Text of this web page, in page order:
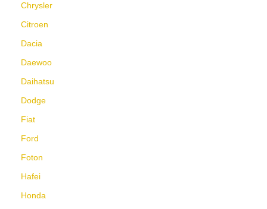
Chrysler
Citroen
Dacia
Daewoo
Daihatsu
Dodge
Fiat
Ford
Foton
Hafei
Honda